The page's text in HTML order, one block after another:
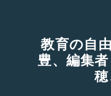
教育の自
豊、編集